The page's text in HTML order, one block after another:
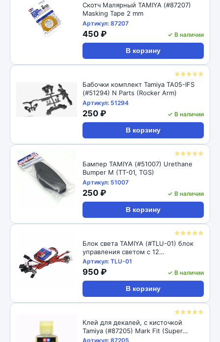
Скотч Малярный TAMIYA (#87207)
Masking Tape 2 mm
Артикул: 87207
450 ₽ ✓ В наличии
В корзину
☆☆☆☆☆
Бабочки комплект Tamiya TA05-IFS
(#51294) N Parts (Rocker Arm)
Артикул: 51294
250 ₽ ✓ В наличии
В корзину
☆☆☆☆☆
Бампер TAMIYA (#51007) Urethane
Bumper M (TT-01, TGS)
Артикул: 51007
250 ₽ ✓ В наличии
В корзину
☆☆☆☆☆
Блок света TAMIYA (#TLU-01) блок
управления светом с 12
светодиодами 1/10
Артикул: TLU-01
950 ₽ ✓ В наличии
В корзину
☆☆☆☆☆
Клей для декалей, с кисточкой
Tamiya (#87205) Mark Fit (Super
Strong)
Артикул: 87205